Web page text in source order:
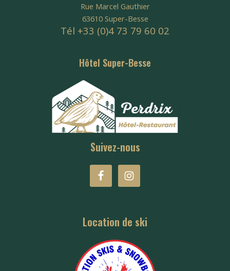
Rue Marcel Gauthier
63610 Super-Besse
Tél +33 (0)4 73 79 60 02
Hôtel Super-Besse
Suivez-nous
Location de ski